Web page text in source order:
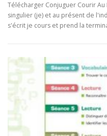
Télécharger Conjuguer Courir
singulier (je) et au présent de
s'écrit je cours et prend la